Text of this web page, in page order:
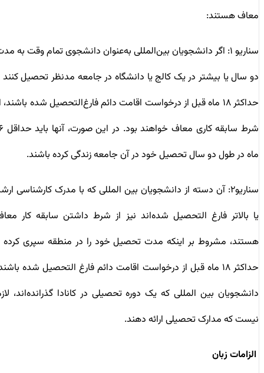
معاف هستند:
سناریو ۱: اگر دانشجویان بین‌المللی به‌عنوان دانشجوی تمام وقت به مدت
دو سال یا بیشتر در یک کالج یا دانشگاه در جامعه مدنظر تحصیل ‌کنند و
حداکثر ۱۸ ماه قبل از درخواست اقامت دائم فارغ‌التحصیل شده‌ باشند، از
شرط سابقه کاری معاف خواهند بود. در این صورت، آنها باید حداقل ۱۶
ماه در طول دو سال تحصیل خود در آن جامعه زندگی کرده باشند.
سناریو۲: آن دسته از دانشجویان بین المللی که با مدرک کارشناسی ارشد
یا بالاتر فارغ التحصیل شده‌اند نیز از شرط داشتن سابقه کار معاف
هستند، مشروط بر اینکه مدت تحصیل خود را در منطقه سپری کرده و
حداکثر ۱۸ ماه قبل از درخواست اقامت دائم فارغ التحصیل شده باشند.
دانشجویان بین المللی که یک دوره تحصیلی در کانادا گذرانده‌اند، لازم
نیست که مدارک تحصیلی ارائه دهند.
الزامات زبان